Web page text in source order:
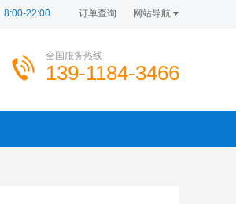
8:00-22:00 订单查询 网站导航
全国服务热线
139-1184-3466